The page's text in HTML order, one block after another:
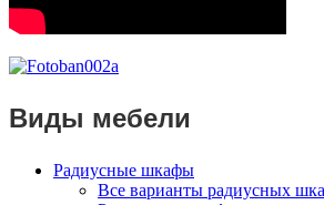
Виды мебели
Радиусные шкафы
Все варианты радиусных